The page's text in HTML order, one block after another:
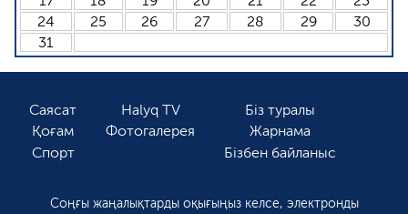
24
25 26 27 28 29
30
31
Саясат
Қоғам
Спорт
Halyq TV
Фотогалерея
Біз туралы
Жарнама
Бізбен байланыс
Соңғы жаңалықтарды оқығыңыз келсе, электронды